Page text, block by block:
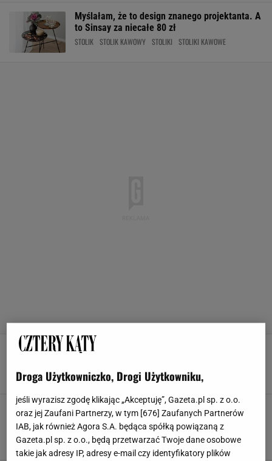
Myślałam, że to design znanego projektanta. A
to Sinsay za niecałe 80 zł
STOLIK STOLIK KAWOWY STOLIKI STOLIKI KAWOWE
Ten stolik kawowy odmienia salon w sekundę.
MEBLE SALON SINSAY STOLIK
Retro colorful - styl, który pokochała Sonia
Bohosiewicz. Fotele z tej kolekcji zapierają
dech
FOTELE KANAPA LUSTRO RETRO
Droga Użytkowniczko, Drogi Użytkowniku,
jeśli wyrazisz zgodę klikając „Akceptuję”, Gazeta.pl sp. z o.o.
oraz jej Zaufani Partnerzy, w tym [ 676 ] Zaufanych Partnerów
IAB, jak również Agora S.A. będąca spółką powiązaną z
Gazeta.pl sp. z o.o., będą przetwarzać Twoje dane osobowe
takie jak adresy IP, adresy e-mail czy identyfikatory plików